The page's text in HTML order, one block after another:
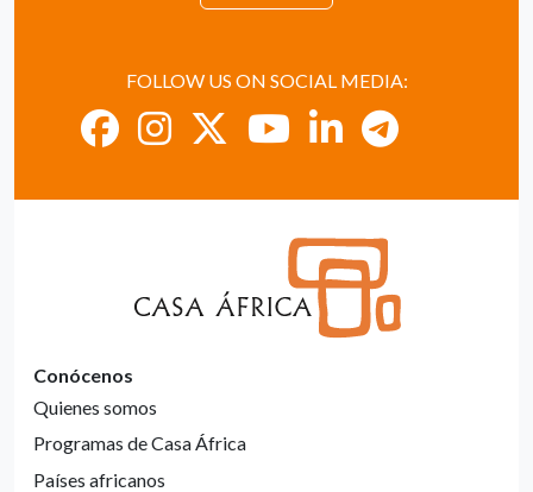
FOLLOW US ON SOCIAL MEDIA:
Conócenos
Quienes somos
Programas de Casa África
Países africanos